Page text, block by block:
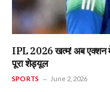
IPL 2026 खत्म! अब एक्शन में
पूरा शेड्यूल
SPORTS June 2, 2026